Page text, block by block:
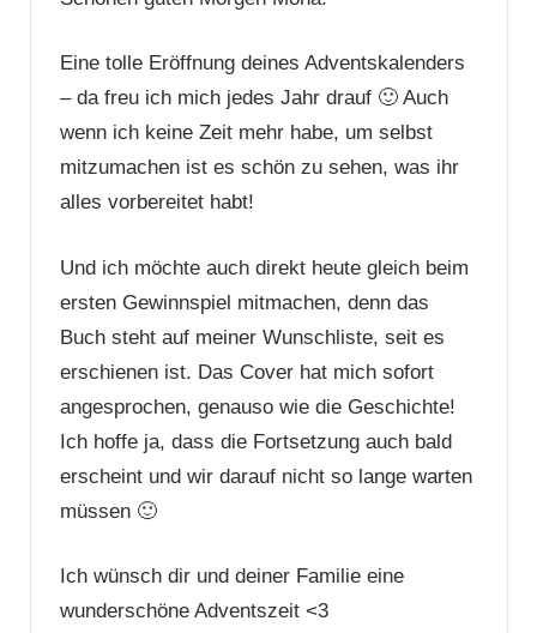
Eine tolle Eröffnung deines Adventskalenders
– da freu ich mich jedes Jahr drauf 🙂 Auch
wenn ich keine Zeit mehr habe, um selbst
mitzumachen ist es schön zu sehen, was ihr
alles vorbereitet habt!
Und ich möchte auch direkt heute gleich beim
ersten Gewinnspiel mitmachen, denn das
Buch steht auf meiner Wunschliste, seit es
erschienen ist. Das Cover hat mich sofort
angesprochen, genauso wie die Geschichte!
Ich hoffe ja, dass die Fortsetzung auch bald
erscheint und wir darauf nicht so lange warten
müssen 🙂
Ich wünsch dir und deiner Familie eine
wunderschöne Adventszeit <3